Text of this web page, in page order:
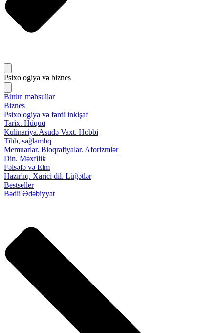
Psixologiya və biznes
Bütün məhsullar
Biznes
Psixologiya və fərdi inkişaf
Tarix. Hüquq
Kulinariya.Asudə Vaxt. Hobbi
Tibb, sağlamlıq
Memuarlar. Bioqrafiyalar. Aforizmlər
Din. Məxfilik
Fəlsəfə və Elm
Hazırlıq. Xarici dil. Lüğətlər
Bestseller
Bədii Ədəbiyyat